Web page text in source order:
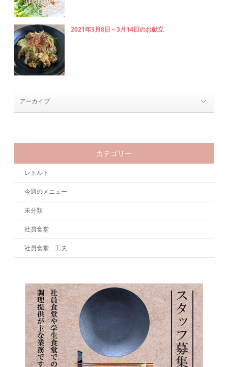
2021年3月8日～3月14日のお献立
カテゴリー
レトルト
今週のメニュー
未分類
社員食堂
社員食堂 工夫